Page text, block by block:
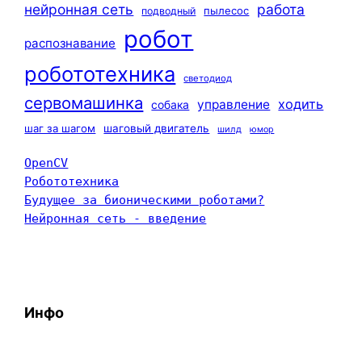
нейронная сеть подводный пылесос работа
распознавание робот
робототехника светодиод
сервомашинка собака управление ходить
шаг за шагом шаговый двигатель шилд юмор
OpenCV
Робототехника
Будущее за бионическими роботами?
Нейронная сеть - введение
Инфо